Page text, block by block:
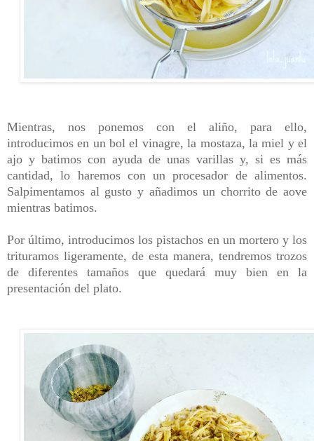
Mientras, nos ponemos con el aliño, para ello,
introducimos en un bol el vinagre, la mostaza, la miel y el
ajo y batimos con ayuda de unas varillas y, si es más
cantidad, lo haremos con un procesador de alimentos.
Salpimentamos al gusto y añadimos un chorrito de aove
mientras batimos.
Por último, introducimos los pistachos en un mortero y los
trituramos ligeramente, de esta manera, tendremos trozos
de diferentes tamaños que quedará muy bien en la
presentación del plato.